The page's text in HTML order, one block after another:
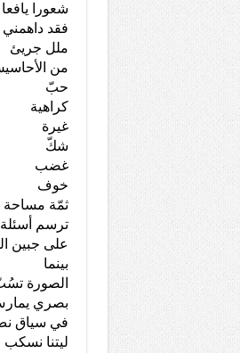
شعورا
فقد داهمني
ملل جريئ
من
حبّ
كراهية
غيرة
شكّ
غضب
خوف
ثمّة مساحة
ترسم أسئلة
على جبين
بينما
الصورة
بصري
في سياق نصّ
ليتنا نسكب